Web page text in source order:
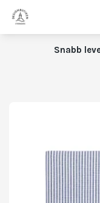
Snabb